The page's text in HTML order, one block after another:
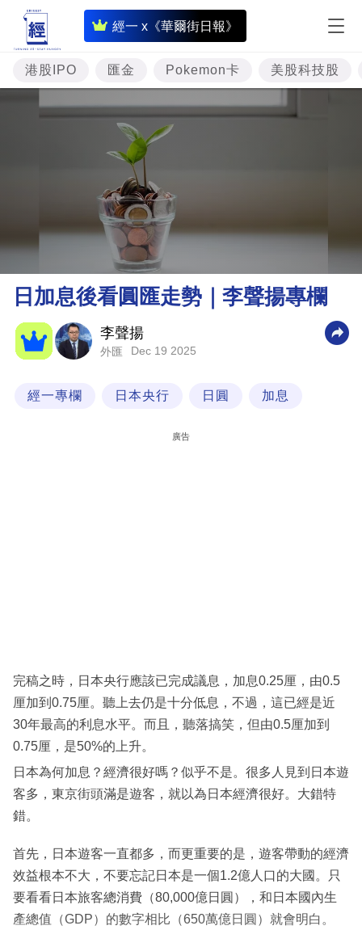
經一 x《華爾街日報》
即
時
財
經
專
資
樓
理
財
商
業
閱
專
區
港股IPO 匯金 Pokemon卡 美股科技股
日加息後看圓匯走勢｜李聲揚專欄
李聲揚
外匯 Dec 19 2025
經一專欄 日本央行 日圓 加息
廣告
完稿之時，日本央行應該已完成議息，加息0.25厘，由0.5
厘加到0.75厘。聽上去仍是十分低息，不過，這已經是近
30年最高的利息水平。而且，聽落搞笑，但由0.5厘加到
0.75厘，是50%的上升。
日本為何加息？經濟很好嗎？似乎不是。很多人見到日本遊
客多，東京街頭滿是遊客，就以為日本經濟很好。大錯特
錯。
首先，日本遊客一直都多，而更重要的是，遊客帶動的經濟
效益根本不大，不要忘記日本是一個1.2億人口的大國。只
要看看日本旅客總消費（80,000億日圓），和日本國內生
產總值（GDP）的數字相比（650萬億日圓）就會明白。